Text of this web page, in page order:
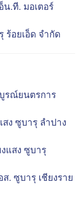
น.ที. มอเตอร์
ร้อยเอ็ด จำกัด
รณ์ยนตรการ
ง ซูบารุ ลำปาง
แสง ซูบารุ
. ซูบารุ เชียงราย